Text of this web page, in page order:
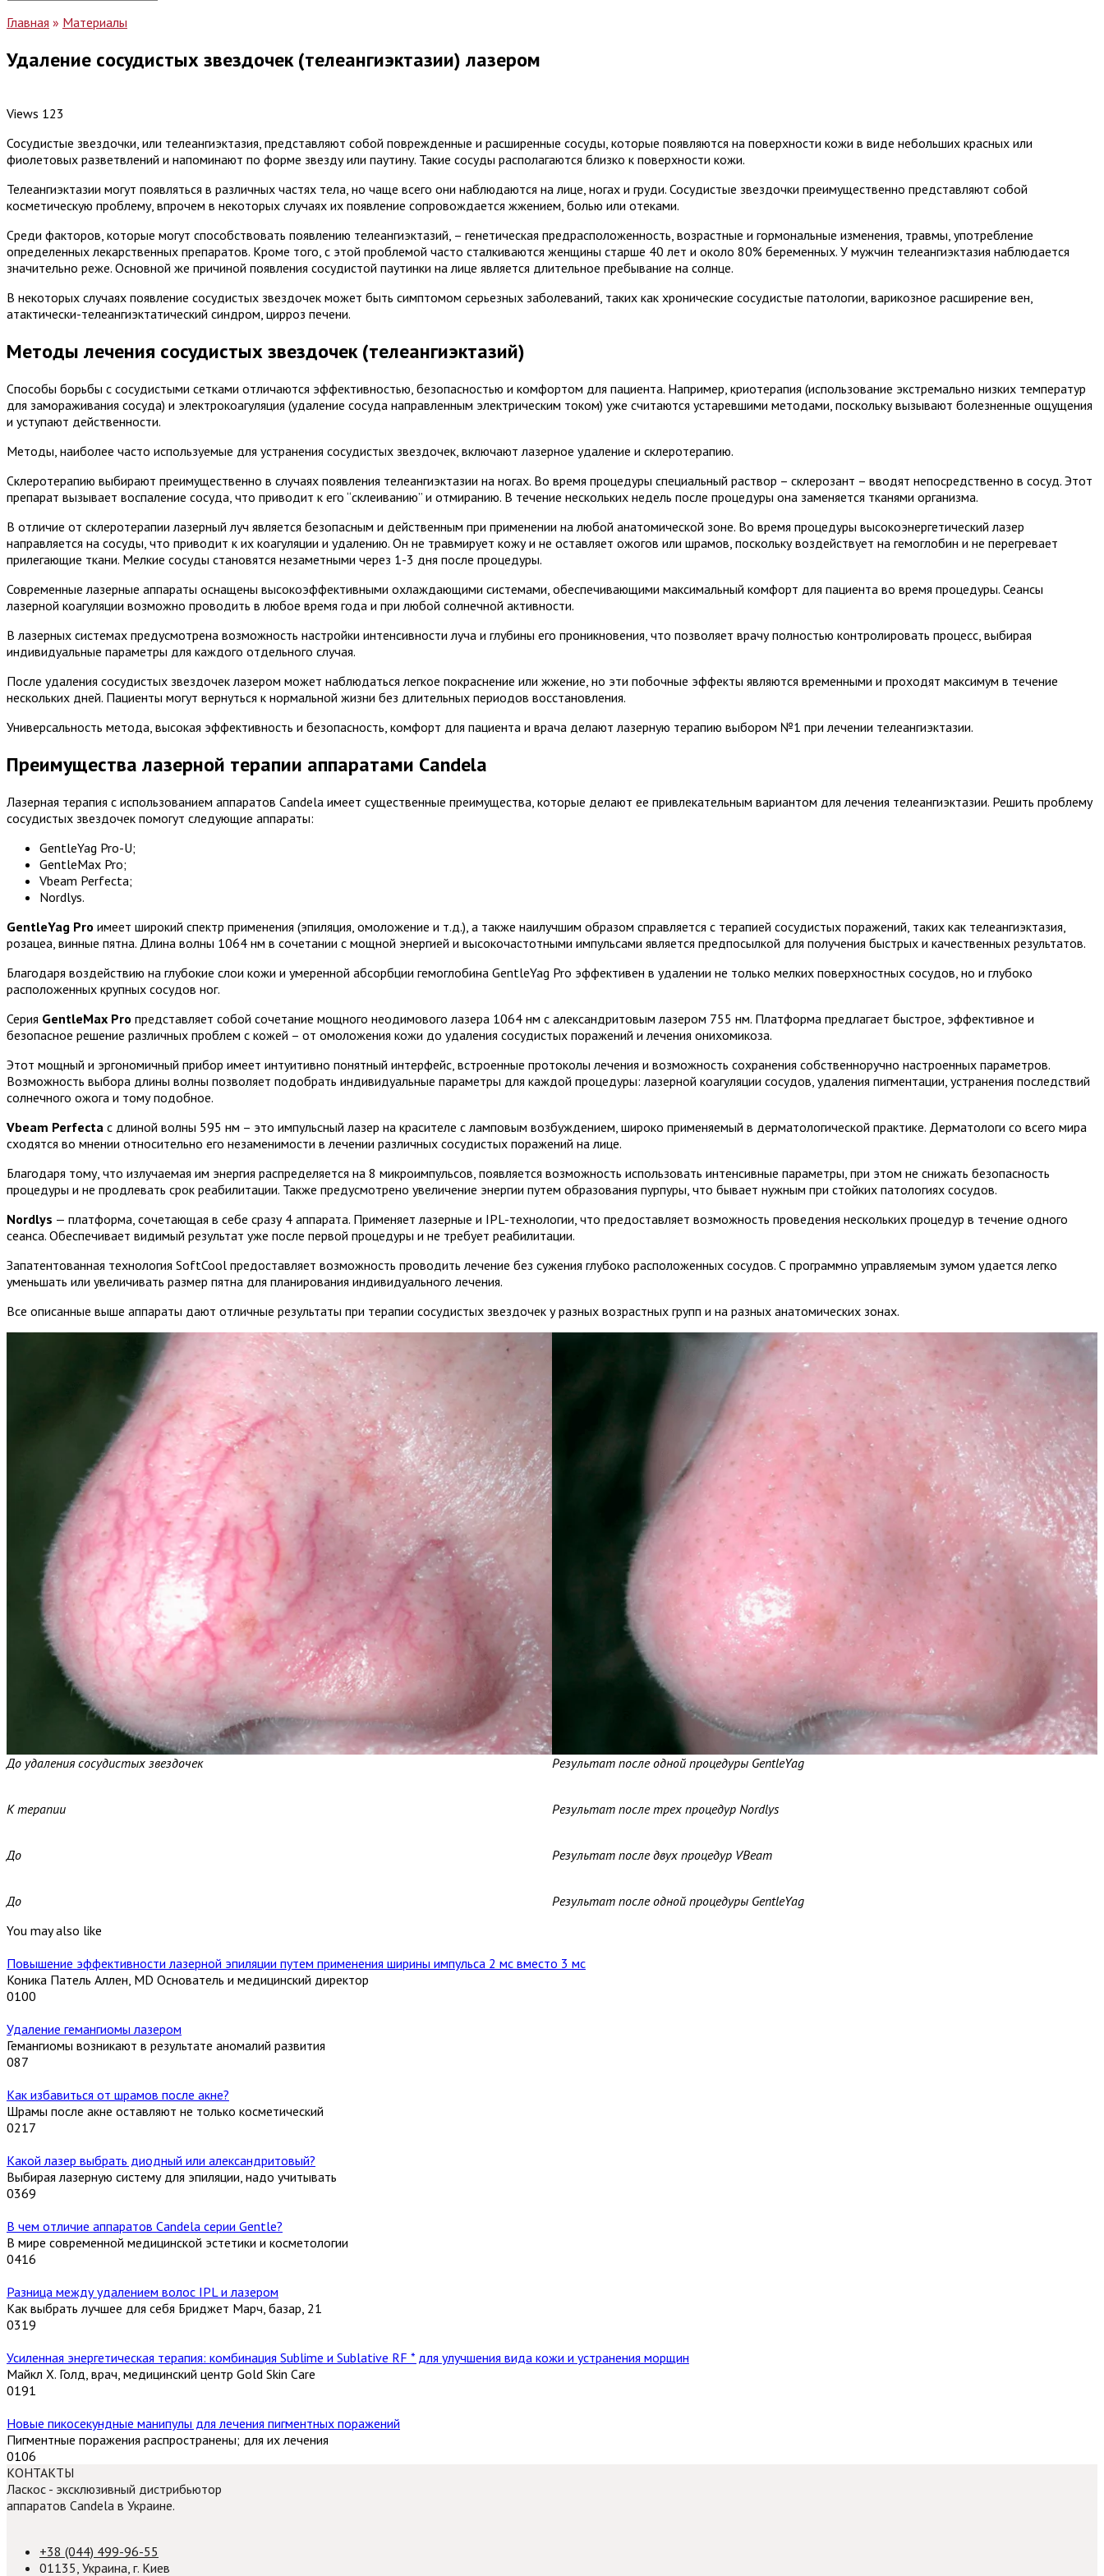
Главная » Материалы
Удаление сосудистых звездочек (телеангиэктазии) лазером
Views 123
Сосудистые звездочки, или телеангиэктазия, представляют собой поврежденные и расширенные сосуды, которые появляются на поверхности кожи в виде небольших красных или
фиолетовых разветвлений и напоминают по форме звезду или паутину. Такие сосуды располагаются близко к поверхности кожи.
Телеангиэктазии могут появляться в различных частях тела, но чаще всего они наблюдаются на лице, ногах и груди. Сосудистые звездочки преимущественно представляют собой
косметическую проблему, впрочем в некоторых случаях их появление сопровождается жжением, болью или отеками.
Среди факторов, которые могут способствовать появлению телеангиэктазий, – генетическая предрасположенность, возрастные и гормональные изменения, травмы, употребление
определенных лекарственных препаратов. Кроме того, с этой проблемой часто сталкиваются женщины старше 40 лет и около 80% беременных. У мужчин телеангиэктазия наблюдается
значительно реже. Основной же причиной появления сосудистой паутинки на лице является длительное пребывание на солнце.
В некоторых случаях появление сосудистых звездочек может быть симптомом серьезных заболеваний, таких как хронические сосудистые патологии, варикозное расширение вен,
атактически-телеангиэктатический синдром, цирроз печени.
Методы лечения сосудистых звездочек (телеангиэктазий)
Способы борьбы с сосудистыми сетками отличаются эффективностью, безопасностью и комфортом для пациента. Например, криотерапия (использование экстремально низких температур
для замораживания сосуда) и электрокоагуляция (удаление сосуда направленным электрическим током) уже считаются устаревшими методами, поскольку вызывают болезненные ощущения
и уступают действенности.
Методы, наиболее часто используемые для устранения сосудистых звездочек, включают лазерное удаление и склеротерапию.
Склеротерапию выбирают преимущественно в случаях появления телеангиэктазии на ногах. Во время процедуры специальный раствор – склерозант – вводят непосредственно в сосуд. Этот
препарат вызывает воспаление сосуда, что приводит к его “склеиванию” и отмиранию. В течение нескольких недель после процедуры она заменяется тканями организма.
В отличие от склеротерапии лазерный луч является безопасным и действенным при применении на любой анатомической зоне. Во время процедуры высокоэнергетический лазер
направляется на сосуды, что приводит к их коагуляции и удалению. Он не травмирует кожу и не оставляет ожогов или шрамов, поскольку воздействует на гемоглобин и не перегревает
прилегающие ткани. Мелкие сосуды становятся незаметными через 1-3 дня после процедуры.
Современные лазерные аппараты оснащены высокоэффективными охлаждающими системами, обеспечивающими максимальный комфорт для пациента во время процедуры. Сеансы
лазерной коагуляции возможно проводить в любое время года и при любой солнечной активности.
В лазерных системах предусмотрена возможность настройки интенсивности луча и глубины его проникновения, что позволяет врачу полностью контролировать процесс, выбирая
индивидуальные параметры для каждого отдельного случая.
После удаления сосудистых звездочек лазером может наблюдаться легкое покраснение или жжение, но эти побочные эффекты являются временными и проходят максимум в течение
нескольких дней. Пациенты могут вернуться к нормальной жизни без длительных периодов восстановления.
Универсальность метода, высокая эффективность и безопасность, комфорт для пациента и врача делают лазерную терапию выбором №1 при лечении телеангиэктазии.
Преимущества лазерной терапии аппаратами Candela
Лазерная терапия с использованием аппаратов Candela имеет существенные преимущества, которые делают ее привлекательным вариантом для лечения телеангиэктазии. Решить проблему
сосудистых звездочек помогут следующие аппараты:
GentleYag Pro-U;
GentleMax Pro;
Vbeam Perfecta;
Nordlys.
GentleYag Pro имеет широкий спектр применения (эпиляция, омоложение и т.д.), а также наилучшим образом справляется с терапией сосудистых поражений, таких как телеангиэктазия,
розацеа, винные пятна. Длина волны 1064 нм в сочетании с мощной энергией и высокочастотными импульсами является предпосылкой для получения быстрых и качественных результатов.
Благодаря воздействию на глубокие слои кожи и умеренной абсорбции гемоглобина GentleYag Pro эффективен в удалении не только мелких поверхностных сосудов, но и глубоко
расположенных крупных сосудов ног.
Серия GentleMax Pro представляет собой сочетание мощного неодимового лазера 1064 нм с александритовым лазером 755 нм. Платформа предлагает быстрое, эффективное и
безопасное решение различных проблем с кожей – от омоложения кожи до удаления сосудистых поражений и лечения онихомикоза.
Этот мощный и эргономичный прибор имеет интуитивно понятный интерфейс, встроенные протоколы лечения и возможность сохранения собственноручно настроенных параметров.
Возможность выбора длины волны позволяет подобрать индивидуальные параметры для каждой процедуры: лазерной коагуляции сосудов, удаления пигментации, устранения последствий
солнечного ожога и тому подобное.
Vbeam Perfecta с длиной волны 595 нм – это импульсный лазер на красителе с ламповым возбуждением, широко применяемый в дерматологической практике. Дерматологи со всего мира
сходятся во мнении относительно его незаменимости в лечении различных сосудистых поражений на лице.
Благодаря тому, что излучаемая им энергия распределяется на 8 микроимпульсов, появляется возможность использовать интенсивные параметры, при этом не снижать безопасность
процедуры и не продлевать срок реабилитации. Также предусмотрено увеличение энергии путем образования пурпуры, что бывает нужным при стойких патологиях сосудов.
Nordlys — платформа, сочетающая в себе сразу 4 аппарата. Применяет лазерные и IPL-технологии, что предоставляет возможность проведения нескольких процедур в течение одного
сеанса. Обеспечивает видимый результат уже после первой процедуры и не требует реабилитации.
Запатентованная технология SoftCool предоставляет возможность проводить лечение без сужения глубоко расположенных сосудов. С программно управляемым зумом удается легко
уменьшать или увеличивать размер пятна для планирования индивидуального лечения.
Все описанные выше аппараты дают отличные результаты при терапии сосудистых звездочек у разных возрастных групп и на разных анатомических зонах.
До удаления сосудистых звездочек Результат после одной процедуры GentleYag
К терапии Результат после трех процедур Nordlys
До Результат после двух процедур VBeam
До
Результат после одной процедуры GentleYag
You may also like
Повышение эффективности лазерной эпиляции путем применения ширины импульса 2 мс вместо 3 мс
Коника Патель Аллен, MD Основатель и медицинский директор
0100
Удаление гемангиомы лазером
Гемангиомы возникают в результате аномалий развития
087
Как избавиться от шрамов после акне?
Шрамы после акне оставляют не только косметический
0217
Какой лазер выбрать диодный или александритовый?
Выбирая лазерную систему для эпиляции, надо учитывать
0369
В чем отличие аппаратов Candela серии Gentle?
В мире современной медицинской эстетики и косметологии
0416
Разница между удалением волос IPL и лазером
Как выбрать лучшее для себя Бриджет Марч, базар, 21
0319
Усиленная энергетическая терапия: комбинация Sublime и Sublative RF * для улучшения вида кожи и устранения морщин
Майкл Х. Голд, врач, медицинский центр Gold Skin Care
0191
Новые пикосекундные манипулы для лечения пигментных поражений
Пигментные поражения распространены; для их лечения
0106
КОНТАКТЫ
Ласкос - эксклюзивный дистрибьютор
аппаратов Candela в Украине.
+38 (044) 499-96-55
01135, Украина, г. Киев